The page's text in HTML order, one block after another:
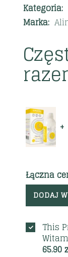
Kategoria:
Marka:
+
Łączna
DODAJ
This
65.90